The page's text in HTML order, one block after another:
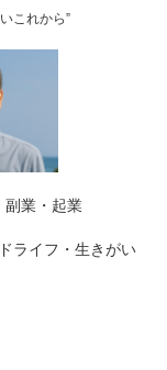
これから”
副業・起業
ライフ・生きがい